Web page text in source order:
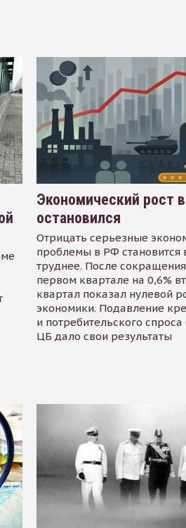
Экономический рост
остановился
Отрицать серьезные
проблемы в РФ становится
труднее. После
первом квартале на 0,6%
квартал показал нулевой
экономики. Подавление
и потребительского
ЦБ дало свои результаты